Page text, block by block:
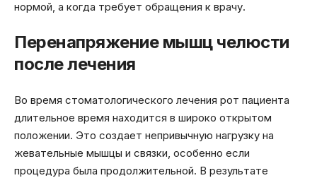
нормой, а когда требует обращения к врачу.
Перенапряжение мышц челюсти
после лечения
Во время стоматологического лечения рот пациента
длительное время находится в широко открытом
положении. Это создает непривычную нагрузку на
жевательные мышцы и связки, особенно если
процедура была продолжительной. В результате